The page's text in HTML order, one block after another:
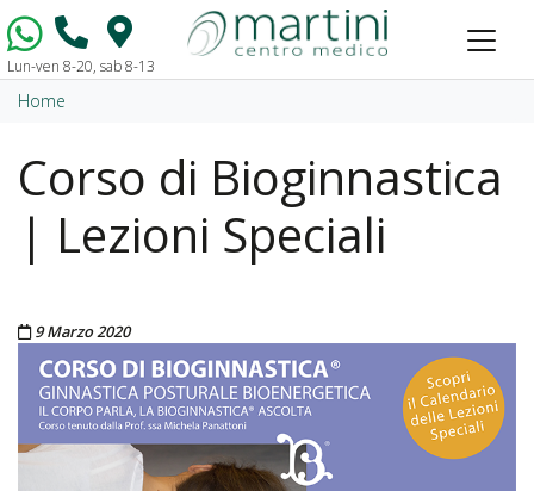
Vai al contenuto
Lun-ven 8-20, sab 8-13
Home
Corso di Bioginnastica
| Lezioni Speciali
Pubblicato il
9 Marzo 2020